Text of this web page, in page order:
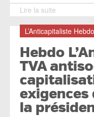
Lire la suite
L’Anticapitaliste
Hebdo
TVA
exigences
la